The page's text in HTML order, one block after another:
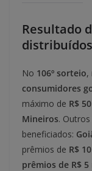
Resultado
distribuídos
No 106º sorteio,
consumidores
máximo de R$
Mineiros.
beneficiados:
prêmios de R$
prêmios de R$ 5